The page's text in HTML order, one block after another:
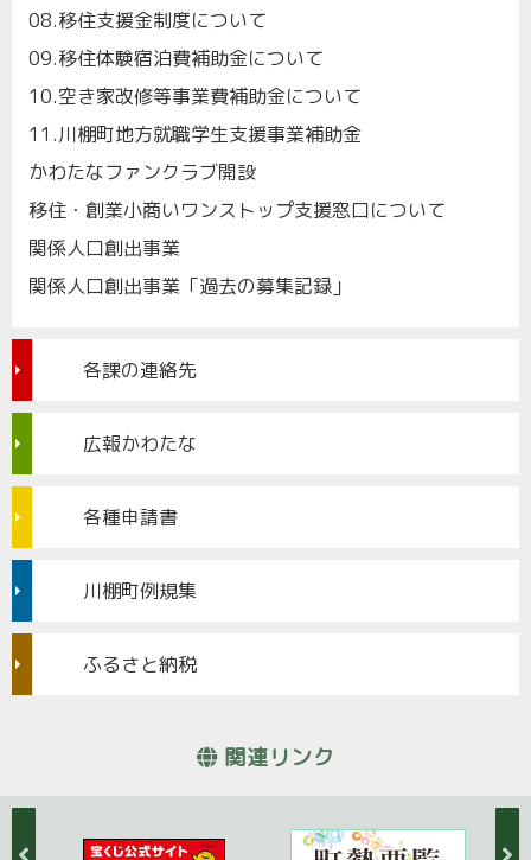
08.移住支援金制度について
09.移住体験宿泊費補助金について
10.空き家改修等事業費補助金について
11.川棚町地方就職学生支援事業補助金
かわたなファンクラブ開設
移住・創業小商いワンストップ支援窓口について
関係人口創出事業
関係人口創出事業「過去の募集記録」
各課の連絡先
広報かわたな
各種申請書
川棚町例規集
ふるさと納税
関連リンク